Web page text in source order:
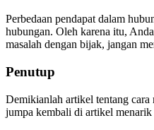
Perbedaan pendapat dalam
hubungan. Oleh karena itu,
masalah dengan bijak, jangan
Penutup
Demikianlah artikel tentang cara
jumpa kembali di artikel menarik